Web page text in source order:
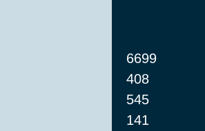
6699
408
545
141